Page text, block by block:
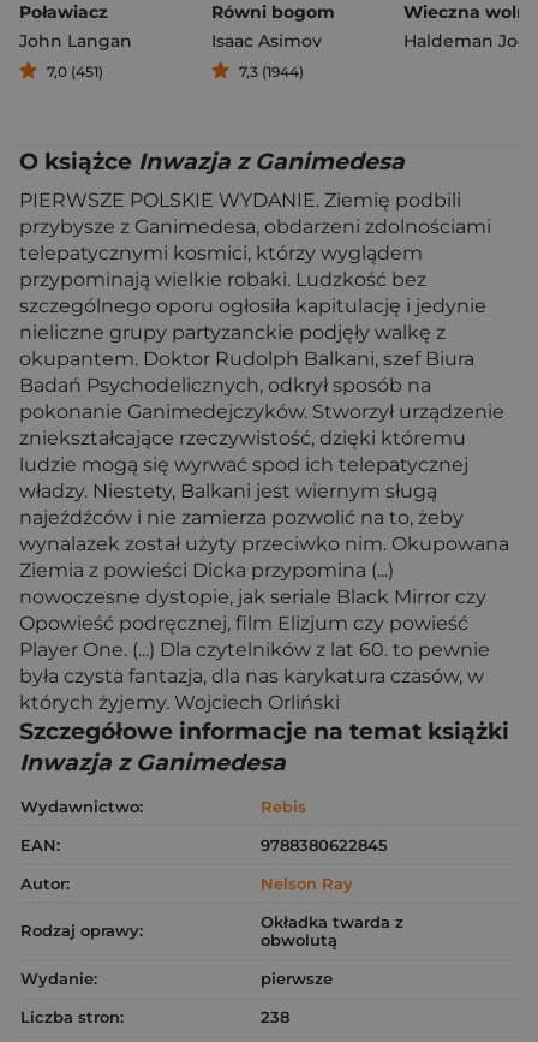
Poławiacz
John Langan
7,0 (451)
Równi bogom
Isaac Asimov
7,3 (1944)
Wieczna
Haldeman Joe
O książce Inwazja z Ganimedesa
PIERWSZE POLSKIE WYDANIE. Ziemię podbili
przybysze z Ganimedesa, obdarzeni zdolnościami
telepatycznymi kosmici, którzy wyglądem
przypominają wielkie robaki. Ludzkość bez
szczególnego oporu ogłosiła kapitulację i jedynie
nieliczne grupy partyzanckie podjęły walkę z
okupantem. Doktor Rudolph Balkani, szef Biura
Badań Psychodelicznych, odkrył sposób na
pokonanie Ganimedejczyków. Stworzył urządzenie
zniekształcające rzeczywistość, dzięki któremu
ludzie mogą się wyrwać spod ich telepatycznej
władzy. Niestety, Balkani jest wiernym sługą
najeźdźców i nie zamierza pozwolić na to, żeby
wynalazek został użyty przeciwko nim. Okupowana
Ziemia z powieści Dicka przypomina (...)
nowoczesne dystopie, jak seriale Black Mirror czy
Opowieść podręcznej, film Elizjum czy powieść
Player One. (...) Dla czytelników z lat 60. to pewnie
była czysta fantazja, dla nas karykatura czasów, w
których żyjemy. Wojciech Orliński
Szczegółowe informacje na temat książki
Inwazja z Ganimedesa
Wydawnictwo:
Rebis
EAN:
9788380622845
Autor:
Nelson Ray
Rodzaj oprawy:
Okładka twarda z
obwolutą
Wydanie:
pierwsze
Liczba stron:
238